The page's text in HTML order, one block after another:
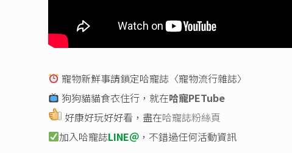
寵物新鮮事請鎖定哈寵誌〈寵物流行雜誌〉
狗狗貓貓食衣住行，就在哈寵PETube
好康好玩好好看，盡在哈寵誌粉絲頁
加入哈寵誌LINE＠，不錯過任何活動資訊